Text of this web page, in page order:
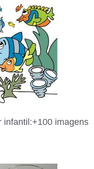
infantil:+100 imagens